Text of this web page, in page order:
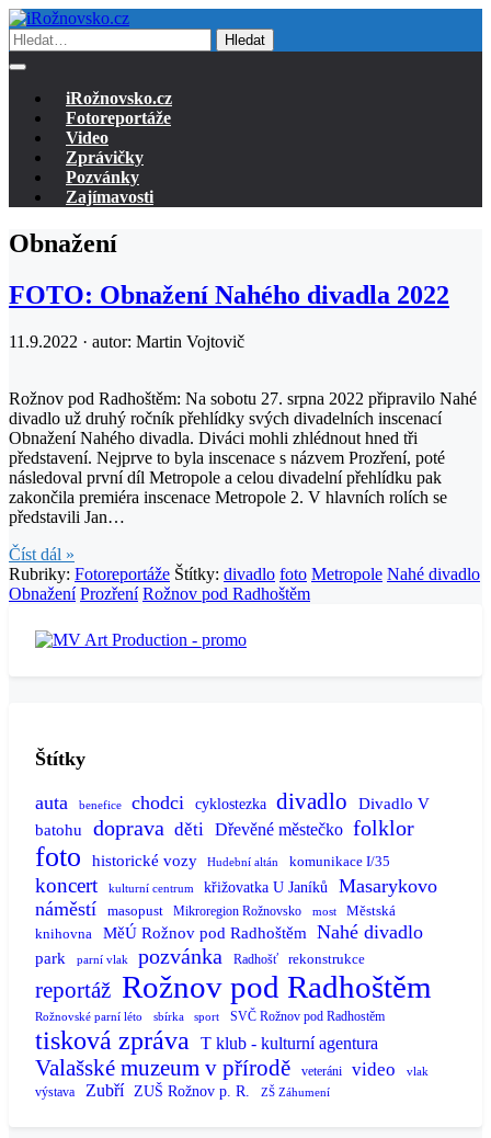
Hledat
iRožnovsko.cz
Fotoreportáže
Video
Zprávičky
Pozvánky
Zajímavosti
Obnažení
FOTO: Obnažení Nahého divadla 2022
11.9.2022 · autor: Martin Vojtovič
Rožnov pod Radhoštěm: Na sobotu 27. srpna 2022 připravilo Nahé
divadlo už druhý ročník přehlídky svých divadelních inscenací
Obnažení Nahého divadla. Diváci mohli zhlédnout hned tři
představení. Nejprve to byla inscenace s názvem Prozření, poté
následoval první díl Metropole a celou divadelní přehlídku pak
zakončila premiéra inscenace Metropole 2. V hlavních rolích se
představili Jan…
Číst dál »
Rubriky: Fotoreportáže Štítky: divadlo foto Metropole Nahé divadlo
Obnažení Prozření Rožnov pod Radhoštěm
Štítky
auta
benefice chodci cyklostezka divadlo
Divadlo V
batohu
doprava děti Dřevěné městečko folklor
foto historické vozy Hudební altán komunikace I/35
koncert kulturní centrum křižovatka U Janíků
Masarykovo
náměstí
masopust Mikroregion Rožnovsko most
Městská
knihovna
MěÚ Rožnov pod Radhoštěm Nahé divadlo
park parní vlak pozvánka Radhošť rekonstrukce
reportáž Rožnov pod Radhoštěm
Rožnovské parní léto sbírka sport SVČ Rožnov pod Radhostěm
tisková zpráva T klub - kulturní agentura
Valašské muzeum v přírodě veteráni video vlak
výstava Zubří ZUŠ Rožnov p. R. ZŠ Záhumení